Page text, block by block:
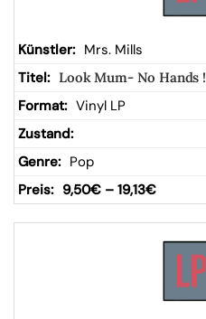
Mrs. Mills
Look Mum- No Hands !
Vinyl LP
Pop
9,50€ – 19,13€